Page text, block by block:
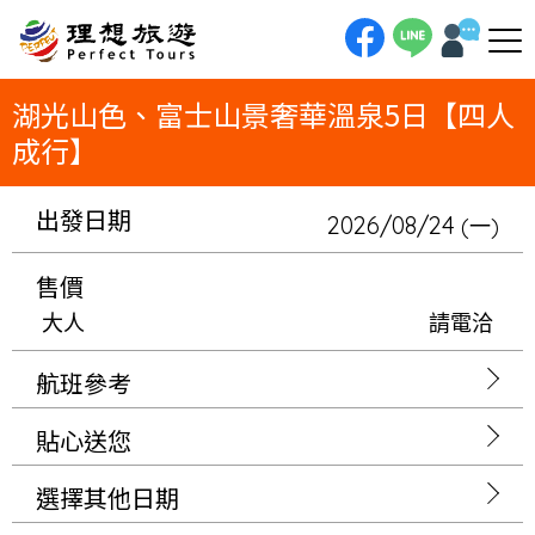
巒，全程入住頂級設計旅宿，享受一場無與倫比的感官盛宴。
湖光山色、富士山景奢華溫泉5日【四人
成行】
出發日期 2026/08/24 (一)
售價
大人 請電洽
航班參考
貼心送您
選擇其他日期